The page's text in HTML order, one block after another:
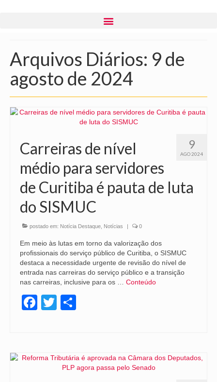
Arquivos Diários: 9 de
agosto de 2024
9
AGO 2024
Carreiras de nível
médio para servidores
de Curitiba é pauta de luta
do SISMUC
postado em: Notícia Destaque Notícias | 0
Em meio às lutas em torno da valorização dos
profissionais do serviço público de Curitiba, o SISMUC
destaca a necessidade urgente de revisão do nível de
entrada nas carreiras do serviço público e a transição
nas carreiras, inclusive para os … Conteúdo
Facebook
Twitter